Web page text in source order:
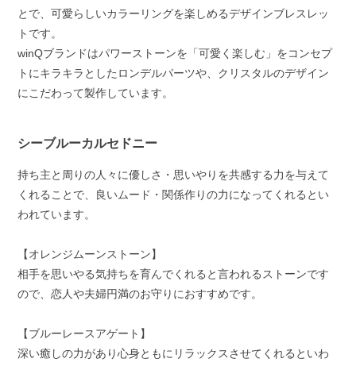
とで、可愛らしいカラーリングを楽しめるデザインブレスレッ
トです。
winQブランドはパワーストーンを「可愛く楽しむ」をコンセプ
トにキラキラとしたロンデルパーツや、クリスタルのデザイン
にこだわって製作しています。
シーブルーカルセドニー
持ち主と周りの人々に優しさ・思いやりを共感する力を与えて
くれることで、良いムード・関係作りの力になってくれるとい
われています。
【オレンジムーンストーン】
相手を思いやる気持ちを育んでくれると言われるストーンです
ので、恋人や夫婦円満のお守りにおすすめです。
【ブルーレースアゲート】
深い癒しの力があり心身ともにリラックスさせてくれるといわ